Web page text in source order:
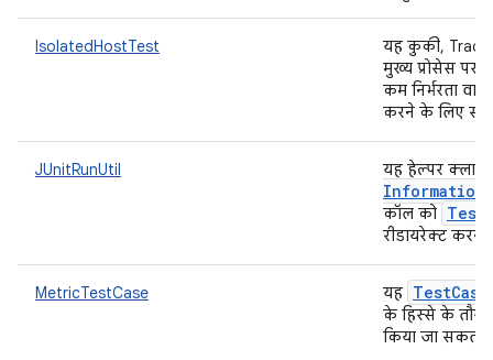
IsolatedHostTest
यह कुकी,
मुख्य प्रोसेस पर
कम निर्भरता
करने के लिए
JUnitRunUtil यह हेल्पर
Information
कॉल को Test
रीडायरेक्ट
MetricTestCase यह TestCase
के हिस्से के तौर
किया जा सकता